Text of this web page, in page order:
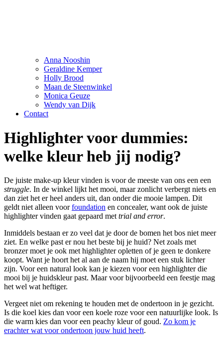
Anna Nooshin
Geraldine Kemper
Holly Brood
Maan de Steenwinkel
Monica Geuze
Wendy van Dijk
Contact
Highlighter voor dummies:
welke kleur heb jij nodig?
De juiste make-up kleur vinden is voor de meeste van ons een een
struggle. In de winkel lijkt het mooi, maar zonlicht verbergt niets en
dan ziet het er heel anders uit, dan onder die mooie lampen. Dit
geldt niet alleen voorfoundation en concealer, want ook de juiste
highlighter vinden gaat gepaard met trial and error.
Inmiddels bestaan er zo veel dat je door de bomen het bos niet meer
ziet. En welke past er nou het beste bij je huid? Net zoals met
bronzer moet je ook met highlighter opletten of je geen te donkere
koopt. Want je hoort het al aan de naam hij moet een stuk lichter
zijn. Voor een natural look kan je kiezen voor een highlighter die
mooi bij je huidskleur past. Maar voor bijvoorbeeld een feestje mag
het wel wat heftiger.
Vergeet niet om rekening te houden met de ondertoon in je gezicht.
Is die koel kies dan voor een koele roze voor een natuurlijke look. Is
die warm kies dan voor een peachy kleur of goud. Zo kom je
erachter wat voor ondertoon jouw huid heeft.